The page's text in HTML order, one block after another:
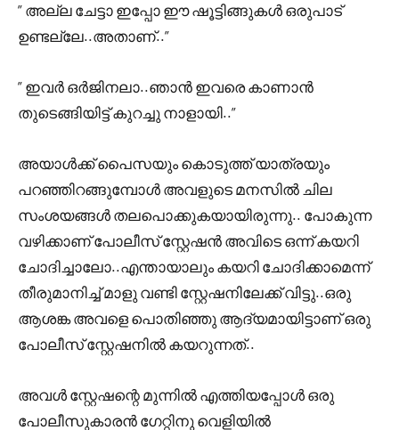
” അല്ല ചേട്ടാ ഇപ്പോ ഈ ഷൂട്ടിങ്ങുകൾ ഒരുപാട്
ഉണ്ടല്ലേ..അതാണ്..”
” ഇവർ ഒർജിനലാ..ഞാൻ ഇവരെ കാണാൻ
തുടെങ്ങിയിട്ട് കുറച്ചു നാളായി..”
അയാൾക്ക് പൈസയും കൊടുത്ത് യാത്രയും
പറഞ്ഞിറങ്ങുമ്പോൾ അവളുടെ മനസിൽ ചില
സംശയങ്ങൾ തലപൊക്കുകയായിരുന്നു.. പോകുന്ന
വഴിക്കാണ് പോലീസ് സ്റ്റേഷൻ അവിടെ ഒന്ന് കയറി
ചോദിച്ചാലോ..എന്തായാലും കയറി ചോദിക്കാമെന്ന്
തീരുമാനിച്ച് മാളു വണ്ടി സ്റ്റേഷനിലേക്ക് വിട്ടു..ഒരു
ആശങ്ക അവളെ പൊതിഞ്ഞു ആദ്യമായിട്ടാണ് ഒരു
പോലീസ് സ്റ്റേഷനിൽ കയറുന്നത്..
അവൾ സ്റ്റേഷന്റെ മുന്നിൽ എത്തിയപ്പോൾ ഒരു
പോലീസുകാരൻ ഗേറ്റിനു വെളിയിൽ